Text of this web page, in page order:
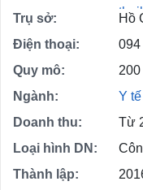
Trụ sở:
Hồ
Điện thoại:
094
Quy mô:
Ngành:
Y
Doanh thu:
Từ
Loại hình DN:
Thành lập: